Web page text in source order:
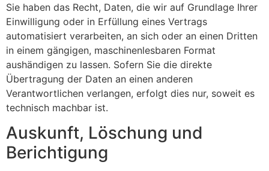
Sie haben das Recht, Daten, die wir auf Grundlage Ihrer
Einwilligung oder in Erfüllung eines Vertrags
automatisiert verarbeiten, an sich oder an einen Dritten
in einem gängigen, maschinenlesbaren Format
aushändigen zu lassen. Sofern Sie die direkte
Übertragung der Daten an einen anderen
Verantwortlichen verlangen, erfolgt dies nur, soweit es
technisch machbar ist.
Auskunft, Löschung und
Berichtigung